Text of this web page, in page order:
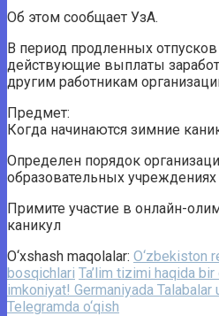
Об этом сообщает УзА.
В период продленных
действующие выплаты
другим работникам
Предмет:
Когда начинаются зимние
Определен порядок
образовательных учреждениях
Примите участие в онлайн-
каникул
O‘xshash maqolalar: O‘zbekiston
bosqichlari Ta’lim tizimi haqida bir
imkoniyat! Germaniyada Talabalar
Telegramda o‘qish